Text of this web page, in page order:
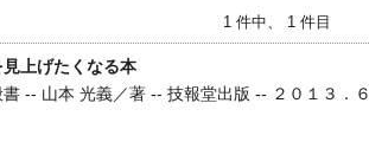
1 件中、 1 件目
見上げたくなる本
書 -- 山本 光義／著 -- 技報堂出版 -- ２０１３．